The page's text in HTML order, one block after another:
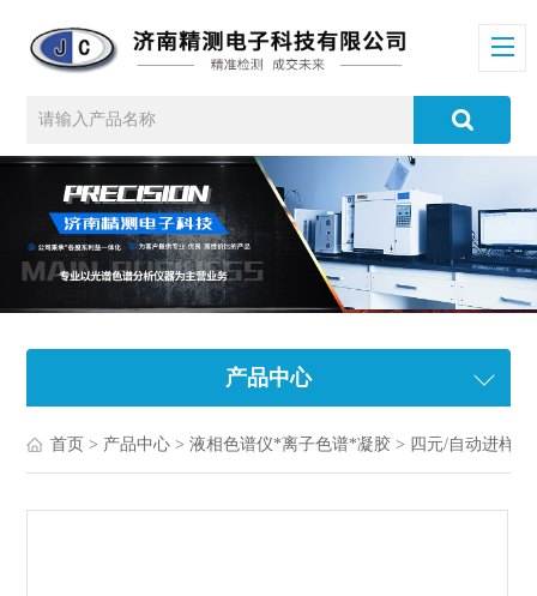
产品中心
首页 > 产品中心 >液相色谱仪*离子色谱*凝胶 > 四元/自动进样液相色谱仪